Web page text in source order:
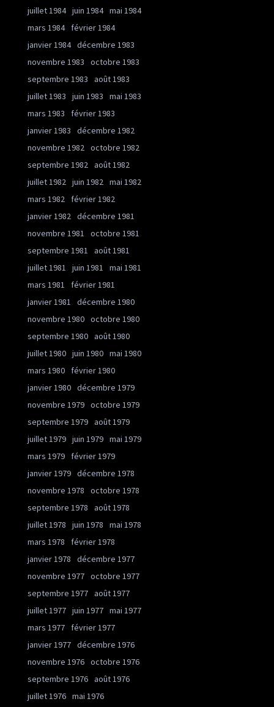
juillet 1984 juin 1984 mai 1984
mars 1984
février 1984
janvier 1984 décembre 1983
novembre 1983
octobre 1983
septembre 1983
août 1983
juillet 1983
juin 1983
mai 1983
mars 1983
février 1983
janvier 1983
décembre 1982
novembre 1982 octobre 1982
septembre 1982 août 1982
juillet 1982 juin 1982 mai 1982
mars 1982
février 1982
janvier 1982 décembre 1981
novembre 1981
octobre 1981
septembre 1981
août 1981
juillet 1981
juin 1981
mai 1981
mars 1981
février 1981
janvier 1981
décembre 1980
novembre 1980 octobre 1980
septembre 1980 août 1980
juillet 1980 juin 1980 mai 1980
mars 1980
février 1980
janvier 1980 décembre 1979
novembre 1979 octobre 1979
septembre 1979 août 1979
juillet 1979 juin 1979 mai 1979
mars 1979
février 1979
janvier 1979 décembre 1978
novembre 1978
octobre 1978
septembre 1978
août 1978
juillet 1978
juin 1978
mai 1978
mars 1978
février 1978
janvier 1978
décembre 1977
novembre 1977 octobre 1977
septembre 1977 août 1977
juillet 1977 juin 1977 mai 1977
mars 1977
février 1977
janvier 1977 décembre 1976
novembre 1976 octobre 1976
septembre 1976 août 1976
juillet 1976 mai 1976